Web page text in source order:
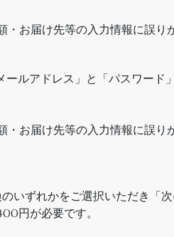
・お届け先等の入力情報に誤
ルアドレス」と「パスワード
・お届け先等の入力情報に誤
ずれかをご選択いただき「次
円が必要です。